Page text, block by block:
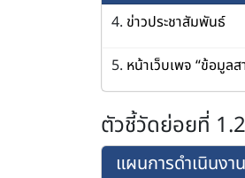
4. ข่าวประชาสัมพันธ์
5. หน้าเว็บเพจ “ข้อมูล
ตัวชี้วัดย่อยที่
แผนการดำเนินง